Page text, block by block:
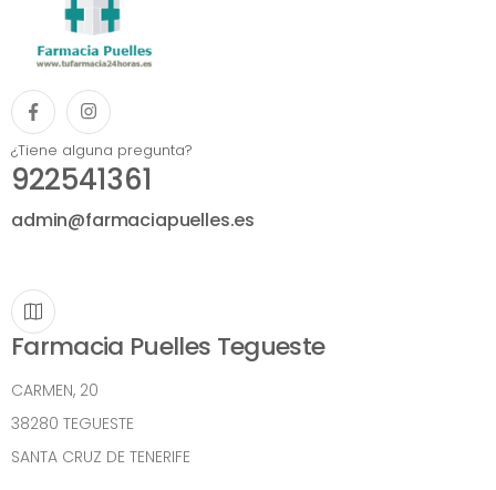
¿Tiene alguna pregunta?
922541361
admin@farmaciapuelles.es
Farmacia Puelles Tegueste
CARMEN, 20
38280 TEGUESTE
SANTA CRUZ DE TENERIFE